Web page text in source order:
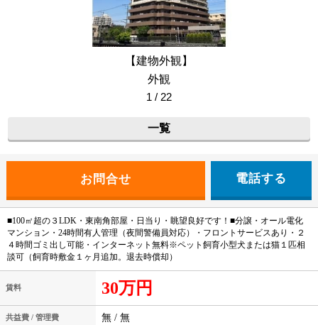
【建物外観】
外観
1 / 22
一覧
電話する
■100㎡超の３LDK・東南角部屋・日当り・眺望良好です！■分譲・オール電化
マンション・24時間有人管理（夜間警備員対応）・フロントサービスあり・２
４時間ゴミ出し可能・インターネット無料※ペット飼育小型犬または猫１匹相
談可（飼育時敷金１ヶ月追加。退去時償却）
賃料 30万円
共益費 / 管理費 無 / 無